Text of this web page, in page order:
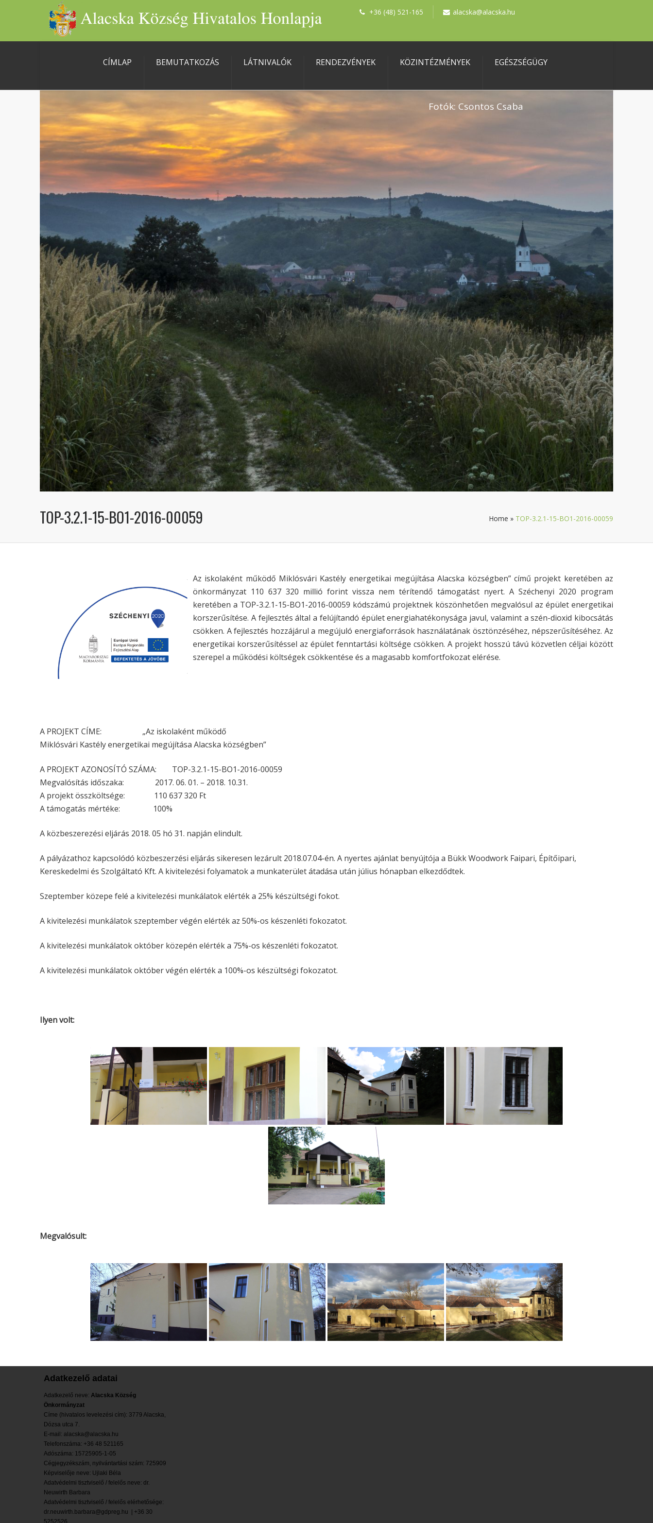
+36 (48) 521-165 alacska@alacska.hu
CÍMLAP BEMUTATKOZÁS LÁTNIVALÓK RENDEZVÉNYEK KÖZINTÉZMÉNYEK EGÉSZSÉGÜGY
Fotók: Csontos Csaba
TOP-3.2.1-15-BO1-2016-00059 Home » TOP-3.2.1-15-BO1-2016-00059
Az iskolaként működő Miklósvári Kastély energetikai megújítása Alacska községben” című projekt keretében az
önkormányzat 110 637 320 millió forint vissza nem térítendő támogatást nyert. A Széchenyi 2020 program
keretében a TOP-3.2.1-15-BO1-2016-00059 kódszámú projektnek köszönhetően megvalósul az épület energetikai
korszerűsítése. A fejlesztés által a felújítandó épület energiahatékonysága javul, valamint a szén-dioxid kibocsátás
csökken. A fejlesztés hozzájárul a megújuló energiaforrások használatának ösztönzéséhez, népszerűsítéséhez. Az
energetikai korszerűsítéssel az épület fenntartási költsége csökken. A projekt hosszú távú közvetlen céljai között
szerepel a működési költségek csökkentése és a magasabb komfortfokozat elérése.
A PROJEKT CÍME: „Az iskolaként működő
Miklósvári Kastély energetikai megújítása Alacska községben”
A PROJEKT AZONOSÍTÓ SZÁMA: TOP-3.2.1-15-BO1-2016-00059
Megvalósítás időszaka: 2017. 06. 01. – 2018. 10.31.
A projekt összköltsége: 110 637 320 Ft
A támogatás mértéke: 100%
A közbeszerezési eljárás 2018. 05 hó 31. napján elindult.
A pályázathoz kapcsolódó közbeszerzési eljárás sikeresen lezárult 2018.07.04-én. A nyertes ajánlat benyújtója a Bükk Woodwork Faipari, Építőipari,
Kereskedelmi és Szolgáltató Kft. A kivitelezési folyamatok a munkaterület átadása után július hónapban elkezdődtek.
Szeptember közepe felé a kivitelezési munkálatok elérték a 25% készültségi fokot.
A kivitelezési munkálatok szeptember végén elérték az 50%-os készenléti fokozatot.
A kivitelezési munkálatok október közepén elérték a 75%-os készenléti fokozatot.
A kivitelezési munkálatok október végén elérték a 100%-os készültségi fokozatot.
Ilyen volt:
Megvalósult: